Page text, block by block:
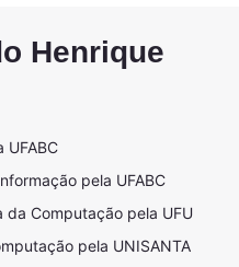
Henrique
UFABC
pela UFABC
da Computação pela UFU
pela UNISANTA